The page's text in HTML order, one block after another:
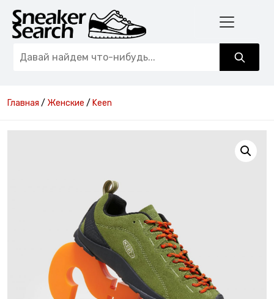
Главная / Женские / Keen